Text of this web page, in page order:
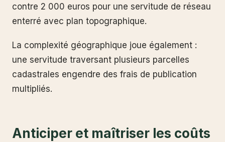
contre 2 000 euros pour une servitude de réseau
enterré avec plan topographique.
La complexité géographique joue également :
une servitude traversant plusieurs parcelles
cadastrales engendre des frais de publication
multipliés.
Anticiper et maîtriser les coûts